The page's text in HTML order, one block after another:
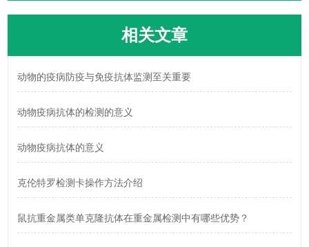
相关文章
动物的疫病防疫与免疫抗体监测至关重要
动物疫病抗体的检测的意义
动物疫病抗体的意义
克伦特罗检测卡操作方法介绍
鼠抗重金属类单克隆抗体在重金属检测中有哪些优势？